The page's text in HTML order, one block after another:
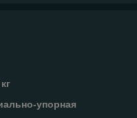
упорная